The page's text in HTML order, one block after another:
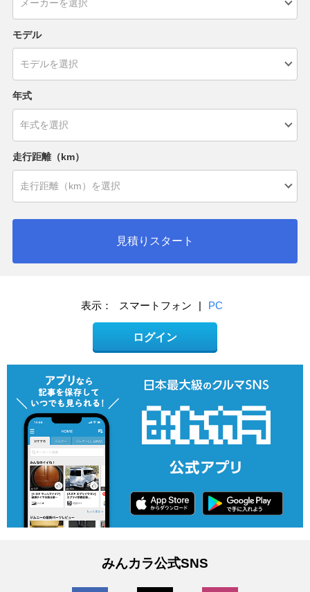
モデル
年式
走行距離（km）
見積りスタート
表示： スマートフォン | PC
ログイン
みんカラ公式SNS